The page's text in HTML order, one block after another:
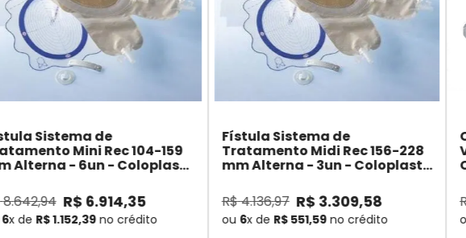
Sistema de
Mini Rec 104-159
Alterna - 6un - Coloplast
8.642,94 R$ 6.914,35
6x de R$1.152,39no crédito
Fístula Sistema de
Tratamento Midi Rec 156-228
mm Alterna - 3un - Coloplast
R$4.136,97 R$ 3.309,58
ou 6x de R$ 551,59no crédito